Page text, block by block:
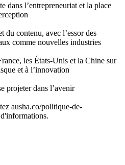
dans l’entrepreneuriat et la place
du contenu, avec l’essor des
comme nouvelles industries
les États-Unis et la Chine sur
et à l’innovation
projeter dans l’avenir
ausha.co/politique-de-